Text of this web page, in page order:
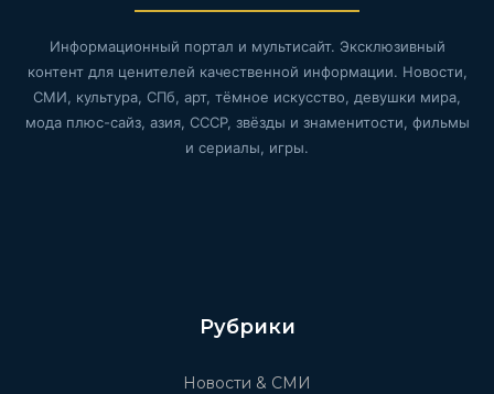
Информационный портал и мультисайт. Эксклюзивный
контент для ценителей качественной информации. Новости,
СМИ, культура, СПб, арт, тёмное искусство, девушки мира,
мода плюс-сайз, азия, СССР, звёзды и знаменитости, фильмы
и сериалы, игры.
Рубрики
Новости & СМИ